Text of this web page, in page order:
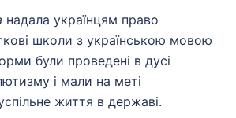
надала українцям право
школи з українською мовою
були проведені в дусі
і мали на меті
життя в державі.